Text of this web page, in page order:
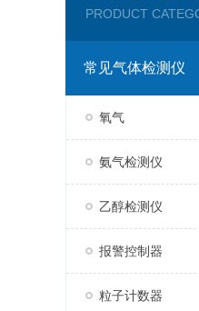
PRODUCT
常见气体检测仪
氧气
氨气检测仪
乙醇检测仪
报警控制器
粒子计数器